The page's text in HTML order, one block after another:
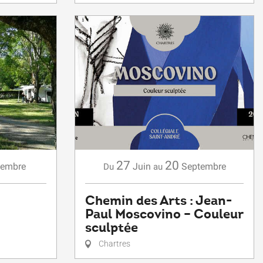
Du 27 Juin au 20 Septembre
Chemin des Arts : Jean-
Paul Moscovino – Couleur
sculptée
Chartres